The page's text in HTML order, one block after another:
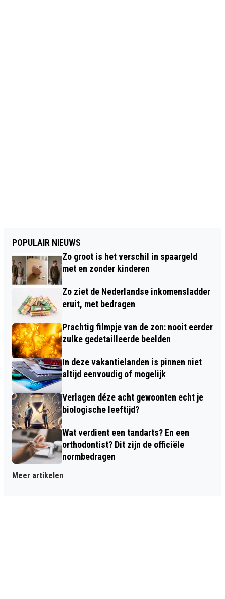
POPULAIR NIEUWS
Zo groot is het verschil in spaargeld
met en zonder kinderen
Zo ziet de Nederlandse inkomensladder
eruit, met bedragen
Prachtig filmpje van de zon: nooit eerder
zulke gedetailleerde beelden
In deze vakantielanden is pinnen niet
altijd eenvoudig of mogelijk
Verlagen déze acht gewoonten echt je
biologische leeftijd?
Wat verdient een tandarts? En een
orthodontist? Dit zijn de officiële
normbedragen
Meer artikelen